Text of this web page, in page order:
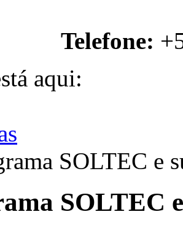
Telefone:
aqui:
SOLTEC e
SOLTEC